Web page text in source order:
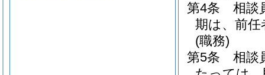
第4条
相談
期は、前
(職務)
第5条
相談